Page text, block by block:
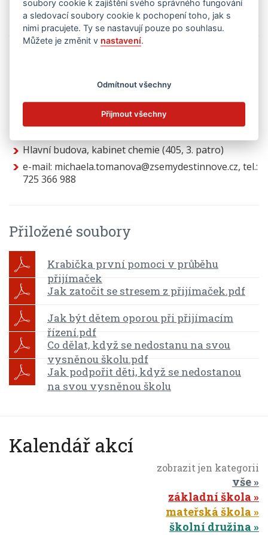
Mgr. Michaela Tomanová
konzultační hodiny: středa 14.00 - 16.00 hodin (po
telefonické nebo e-mailové domluvě), příp. dle
Hlavní budova, kabinet chemie (405, 3. patro)
e-mail: michaela.tomanova@zsemydestinnove.cz, tel.:
725 366 988
Přiložené soubory
Krabička první pomoci v průběhu
přijímaček
Jak zatočit se stresem z přijímaček.pdf
Jak být dětem oporou při přijímacím
řízení.pdf
Co dělat, když se nedostanu na svou
vysněnou školu.pdf
Jak podpořit děti, když se nedostanou
na svou vysněnou školu
Kalendář akcí
zobrazit jen kategorii
vše
základní škola
mateřská škola
školní družina
soubory cookie k zajištění svého správného fungování
a sledovací soubory cookie k pochopení toho, jak s
nimi pracujete. Ty se nastavují pouze po souhlasu.
Můžete je změnit v nastavení.
Odmítnout všechny
Přijmout všechny